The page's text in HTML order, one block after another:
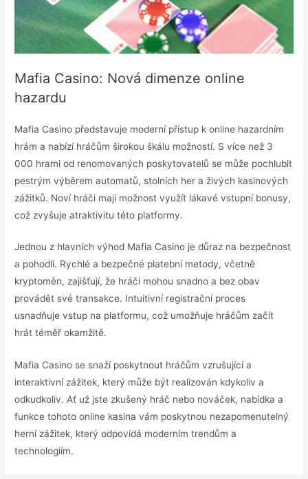
Mafia Casino: Nová dimenze online
hazardu
Mafia Casino představuje moderní přístup k online hazardním
hrám a nabízí hráčům širokou škálu možností. S více než 3
000 hrami od renomovaných poskytovatelů se může pochlubit
pestrým výběrem automatů, stolních her a živých kasinových
zážitků. Noví hráči mají možnost využít lákavé vstupní bonusy,
což zvyšuje atraktivitu této platformy.
Jednou z hlavních výhod Mafia Casino je důraz na bezpečnost
a pohodlí. Rychlé a bezpečné platební metody, včetně
kryptoměn, zajišťují, že hráči mohou snadno a bez obav
provádět své transakce. Intuitivní registrační proces
usnadňuje vstup na platformu, což umožňuje hráčům začít
hrát téměř okamžitě.
Mafia Casino se snaží poskytnout hráčům vzrušující a
interaktivní zážitek, který může být realizován kdykoliv a
odkudkoliv. Ať už jste zkušený hráč nebo nováček, nabídka a
funkce tohoto online kasina vám poskytnou nezapomenutelný
herní zážitek, který odpovídá moderním trendům a
technologiím.